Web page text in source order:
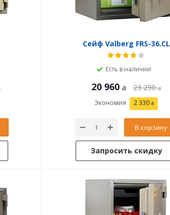
Сейф Valberg FRS-36.CL
Есть в наличии
20 960 23 290
Экономия 2 330
В корзину
Запросить скидку